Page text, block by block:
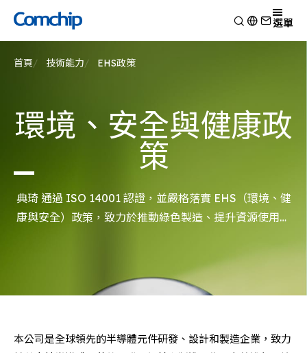
選單
產品
開關二極體
靜電放電保護元件
瞬態電壓抑制二極體
電晶體
齊納二極體
橋式整流器
產品應用
車用電子
Other
技術能力
研究與開發
生產製造
EHS政策
品質與認證
檢視
關於典琦
代理商
新聞
公司活動
首頁 技術能力 EHS政策
環境、安全與健康政
策
典琦 通過 ISO 14001 認證，並嚴格落實 EHS（環境、健
康與安全）政策，致力於推動綠色製造、提升資源使用效
本公司是全球領先的半導體元件研發、設計和製造企業，致力